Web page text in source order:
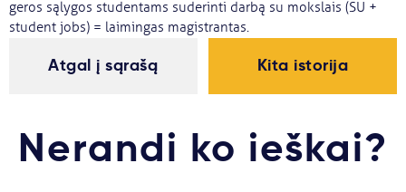
geros sąlygos studentams suderinti darbą su mokslais (SU +
student jobs) = laimingas magistrantas.
Atgal į sąrašą Kita istorija
Nerandi ko ieškai?